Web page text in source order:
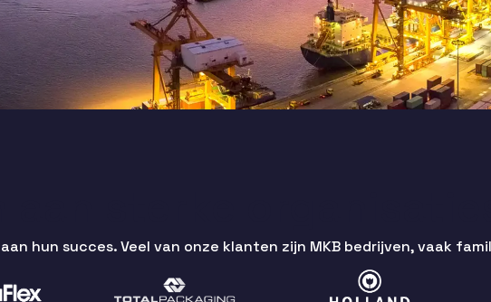
hun succes. Veel van onze klanten zijn MKB bedrijven, vaak